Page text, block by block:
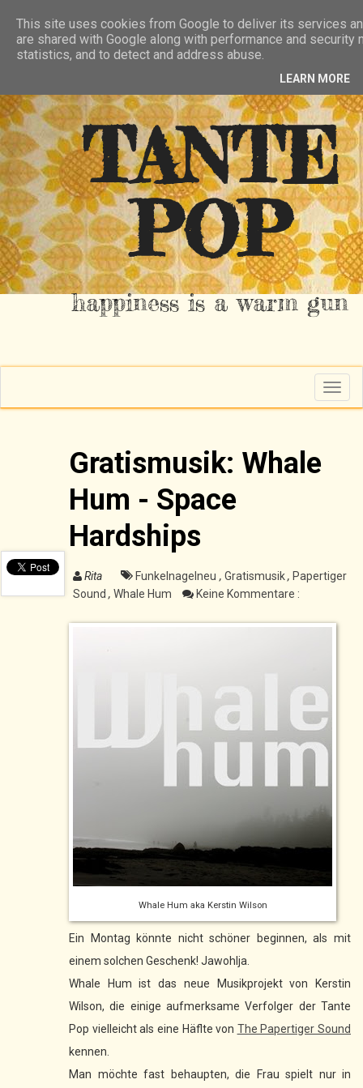
RSS FEED
TANTE
POP
happiness is a warm gun
T
o
g
Gratismusik: Whale
Hum - Space
Hardships
Rita Funkelnagelneu , Gratismusik, Papertiger
Sound , Whale Hum Keine Kommentare :
Whale Hum aka Kerstin Wilson
Ein Montag könnte nicht schöner beginnen, als mit
einem solchen Geschenk! Jawohlja.
Whale Hum ist das neue Musikprojekt von Kerstin
Wilson, die einige aufmerksame Verfolger der Tante
Pop vielleicht als eine Häflte von The Papertiger Sound
kennen.
Man möchte fast behaupten, die Frau spielt nur in
This site uses cookies from Google to deliver its services
are shared with Google along with performance and
statistics, and to detect and address abuse.
LEARN MORE